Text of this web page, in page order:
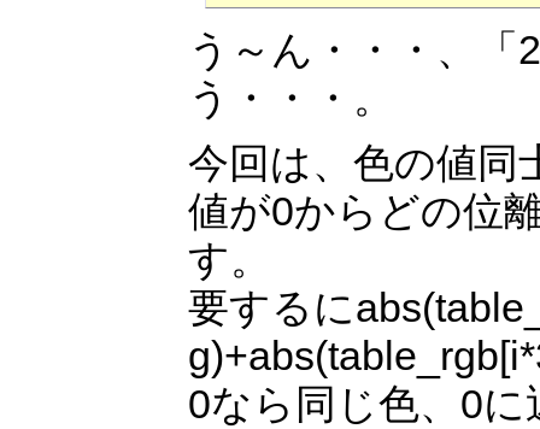
う～ん・・・、
う・・・。
今回は、色の値同
値が0からどの位
す。
要するに
0なら同じ色、0